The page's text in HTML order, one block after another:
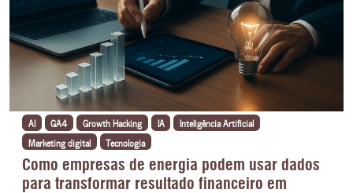
AI GA4 Growth Hacking IA
Inteligência Artificial
Marketing digital
Tecnologia
Como empresas de energia podem usar dados
para transformar resultado financeiro em